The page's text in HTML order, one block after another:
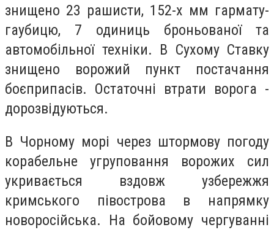
знищено 23 рашисти, 152-х мм гармату-
гаубицю, 7 одиниць броньованої та
автомобільної техніки. В Сухому Ставку
знищено ворожий пункт постачання
боєприпасів. Остаточні втрати ворога -
дорозвідуються.
В Чорному морі через штормову погоду
корабельне угруповання ворожих сил
укривається вздовж узбережжя
кримського півострова в напрямку
новоросійська. На бойовому чергуванні